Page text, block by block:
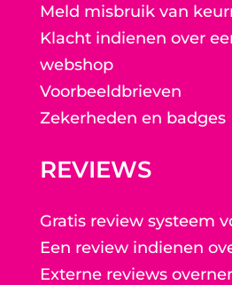
Meld misbruik van
Klacht indienen over
webshop
Voorbeeldbrieven
Zekerheden en badges
REVIEWS
Gratis review systeem
Een review indienen
Externe reviews